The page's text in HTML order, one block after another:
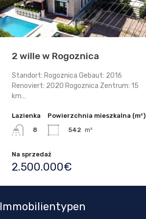
2 wille w Rogoznica
Standort: Rogoznica Gebaut: 2016
Renoviert: 2020 Rogoznica Zentrum: 15
km…
Lazienka
8
Powierzchnia mieszkalna (m²)
542 m²
Na sprzedaż
2.500.000€
Immobilientypen